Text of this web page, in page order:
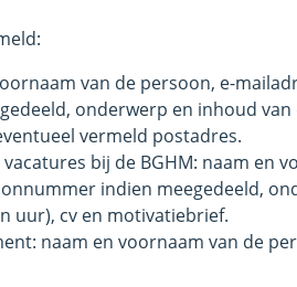
van de persoon, e-
onderwerp en inhoud
vermeld postadres.
bij de BGHM: naam en
indien meegedeeld,
uur), cv en motivatiebrief.
naam en voornaam van de